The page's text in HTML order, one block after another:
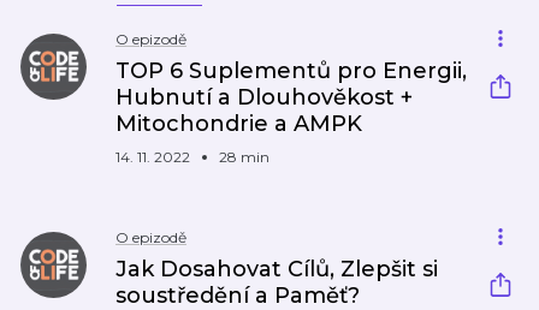
O epizodě
TOP 6 Suplementů pro Energii,
Hubnutí a Dlouhověkost +
Mitochondrie a AMPK
14. 11. 2022 28 min
O epizodě
Jak Dosahovat Cílů, Zlepšit si
soustředění a Paměť?